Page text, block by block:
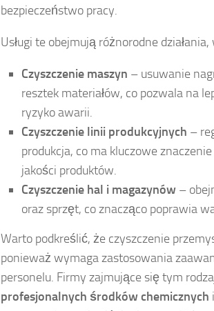
bezpieczeństwo pracy.
Usługi te obejmują różnorodne
Czyszczenie maszyn – usuwanie
resztek materiałów, co pozwala na
ryzyko awarii.
Czyszczenie linii produkcyjnych –
produkcja, co ma kluczowe
jakości produktów.
Czyszczenie hal i magazynów –
oraz sprzęt, co znacząco poprawia
Warto podkreślić, że czyszczenie
ponieważ wymaga zastosowania
personelu. Firmy zajmujące się tym
profesjonalnych środków chemicznych